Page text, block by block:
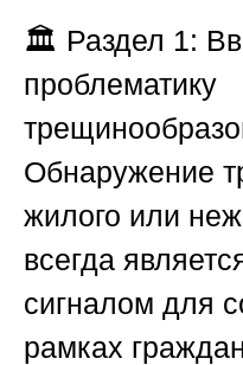
🏛️ Раздел 1:
проблематику
Обнаружение
жилого или
всегда
сигналом для
рамках